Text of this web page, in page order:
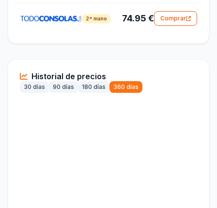
2ª mano 74.95 € Comprar
Historial de precios
30 días 90 días 180 días 360 días